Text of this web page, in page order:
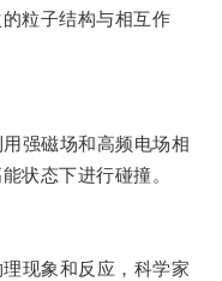
粒子结构与相互作
强磁场和高频电场相
状态下进行碰撞。
现象和反应，科学家